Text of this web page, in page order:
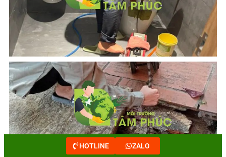
HOTLINE ZALO